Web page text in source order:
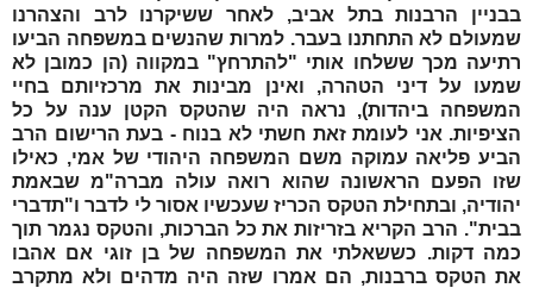
בבניין הרבנות בתל אביב, לאחר ששיקרנו לרב והצהרנו
שמעולם לא התחתנו בעבר. למרות שהנשים במשפחה הביעו
רתיעה מכך ששלחו אותי "להתרחץ" במקווה (הן כמובן לא
שמעו על דיני הטהרה, ואינן מבינות את מרכזיותם בחיי
המשפחה ביהדות), נראה היה שהטקס הקטן ענה על כל
הציפיות. אני לעומת זאת חשתי לא בנוח - בעת הרישום הרב
הביע פליאה עמוקה משם המשפחה היהודי של אמי, כאילו
שזו הפעם הראשונה שהוא רואה עולה מברה"מ שבאמת
יהודיה, ובתחילת הטקס הכריז שעכשיו אסור לי לדבר ו"תדברי
בבית". הרב הקריא בזריזות את כל הברכות, והטקס נגמר תוך
כמה דקות. כששאלתי את המשפחה של בן זוגי אם אהבו
את הטקס ברבנות, הם אמרו שזה היה מדהים ולא מתקרב